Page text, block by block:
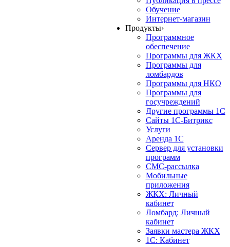
Обучение
Интернет-магазин
Продукты›
Программное
обеспечение
Программы для ЖКХ
Программы для
ломбардов
Программы для НКО
Программы для
госучреждений
Другие программы 1С
Сайты 1С-Битрикс
Услуги
Аренда 1С
Сервер для установки
программ
СМС-рассылка
Мобильные
приложения
ЖКХ: Личный
кабинет
Ломбард: Личный
кабинет
Заявки мастера ЖКХ
1С: Кабинет